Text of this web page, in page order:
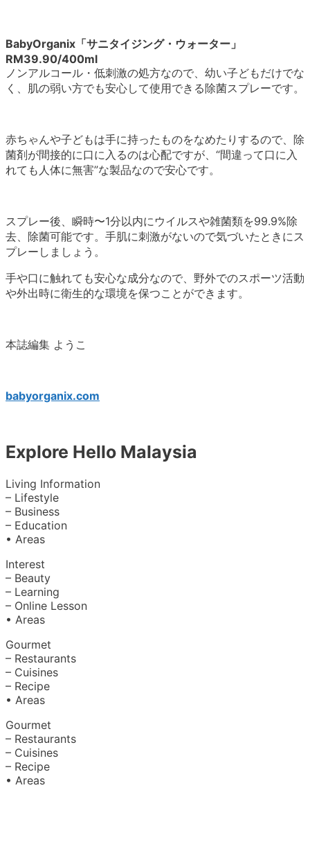
BabyOrganix「サニタイジング・ウォーター」
RM39.90/400ml
ノンアルコール・低刺激の処方なので、幼い子どもだけでな
く、肌の弱い方でも安心して使用できる除菌スプレーです。
赤ちゃんや子どもは手に持ったものをなめたりするので、除
菌剤が間接的に口に入るのは心配ですが、“間違って口に入
れても人体に無害”な製品なので安心です。
スプレー後、瞬時〜1分以内にウイルスや雑菌類を99.9%除
去、除菌可能です。手肌に刺激がないので気づいたときにス
プレーしましょう。
手や口に触れても安心な成分なので、野外でのスポーツ活動
や外出時に衛生的な環境を保つことができます。
本誌編集 ようこ
babyorganix.com
Explore Hello Malaysia
Living Information
– Lifestyle
– Business
– Education
• Areas
Interest
– Beauty
– Learning
– Online Lesson
• Areas
Gourmet
– Restaurants
– Cuisines
– Recipe
• Areas
Gourmet
– Restaurants
– Cuisines
– Recipe
• Areas